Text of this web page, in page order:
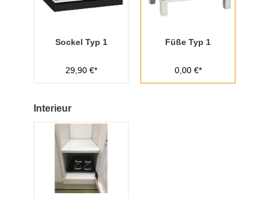
Sockel Typ 1
29,90 €*
Füße Typ 1
0,00 €*
Interieur